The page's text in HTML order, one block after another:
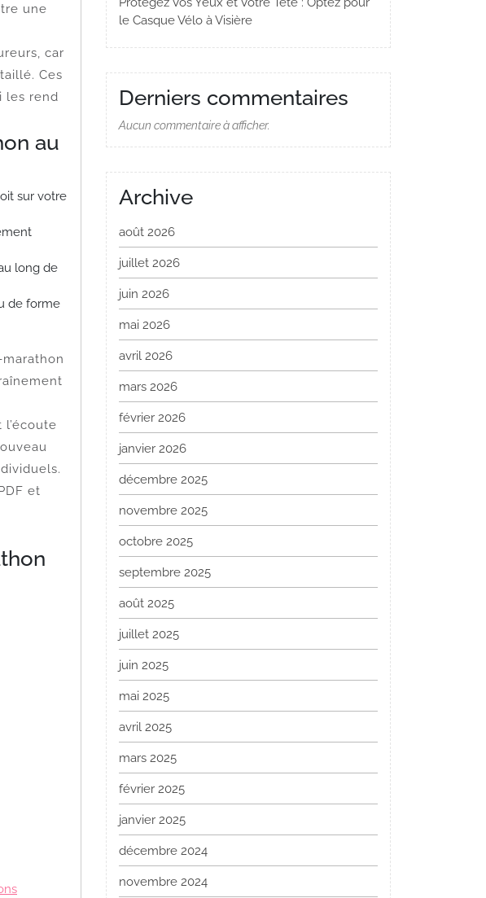
une
car
Ces
les rend
au
sur votre
long de
de forme
et
le Casque Vélo à Visière
Derniers commentaires
Aucun commentaire à afficher.
Archive
août 2026
juillet 2026
juin 2026
mai 2026
avril 2026
mars 2026
février 2026
janvier 2026
décembre 2025
novembre 2025
octobre 2025
septembre 2025
août 2025
juillet 2025
juin 2025
mai 2025
avril 2025
mars 2025
février 2025
janvier 2025
décembre 2024
novembre 2024